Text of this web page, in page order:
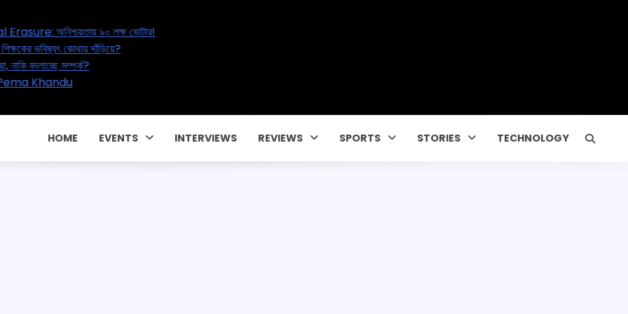
West Bengal’s Great Electoral Erasure: অনিশ্চয়তায় ৯০ লক্ষ ভোটার!
India’s Education Reset: ২০ লক্ষ শিক্ষকের ভবিষ্যৎ কোথায় দাঁড়িয়ে?
Extra Marital Affair – বাড়ছে পরকীয়া, নাকি বদলাচ্ছে সম্পর্ক?
১২৭০ কোটি টাকার পারিবারিক কন্ট্রাক্টে! CM Pema Khandu
HOME EVENTS INTERVIEWS REVIEWS SPORTS STORIES TECHNOLOGY